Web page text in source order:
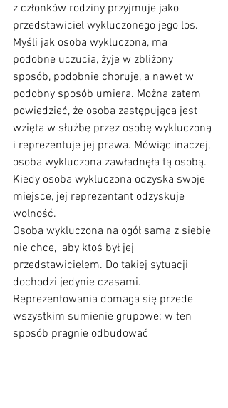
z członków rodziny przyjmuje jako
przedstawiciel wykluczonego jego los.
Myśli jak osoba wykluczona, ma
podobne uczucia, żyje w zbliżony
sposób, podobnie choruje, a nawet w
podobny sposób umiera. Można zatem
powiedzieć, że osoba zastępująca jest
wzięta w służbę przez osobę wykluczoną
i reprezentuje jej prawa. Mówiąc inaczej,
osoba wykluczona zawładnęła tą osobą.
Kiedy osoba wykluczona odzyska swoje
miejsce, jej reprezentant odzyskuje
wolność.
Osoba wykluczona na ogół sama z siebie
nie chce,  aby ktoś był jej
przedstawicielem. Do takiej sytuacji
dochodzi jedynie czasami.
Reprezentowania domaga się przede
wszystkim sumienie grupowe: w ten
sposób pragnie odbudować